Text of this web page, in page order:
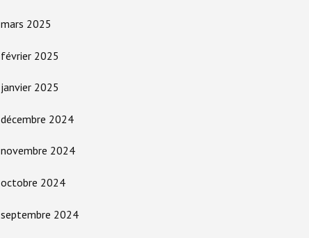
mars 2025
février 2025
janvier 2025
décembre 2024
novembre 2024
octobre 2024
septembre 2024